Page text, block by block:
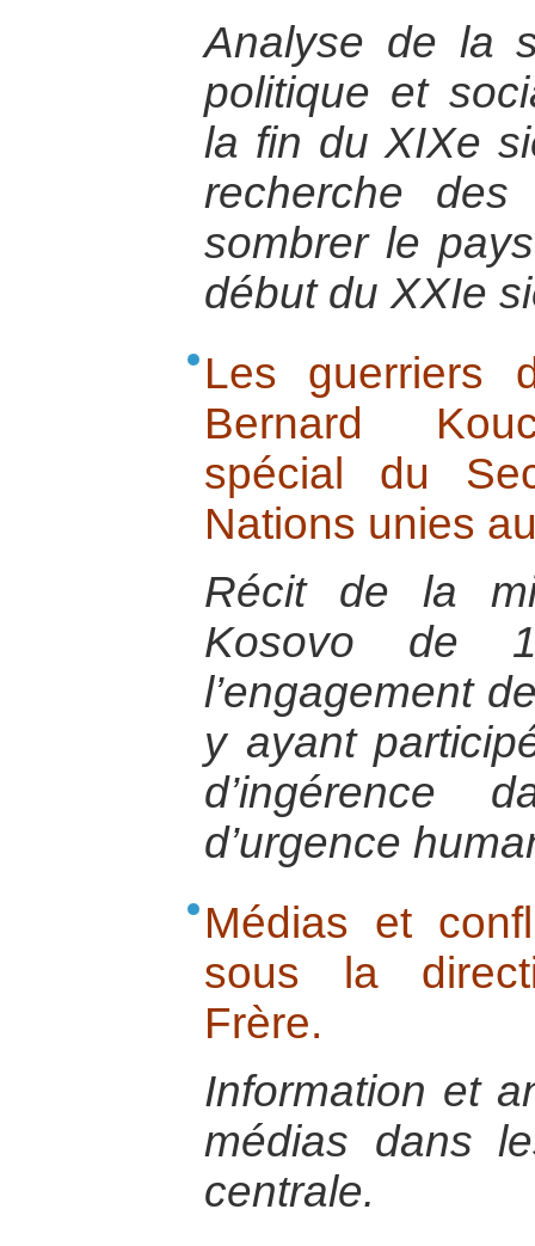
Analyse de la
politique et
la fin du XIXe
recherche
sombrer le
début du XXIe
Les guerriers
Bernard
spécial du
Nations unies
Récit de la
Kosovo de
l’engagement
y ayant
d’ingérence
d’urgence
Médias et
sous la
Frère.
Information et
médias dans
centrale.